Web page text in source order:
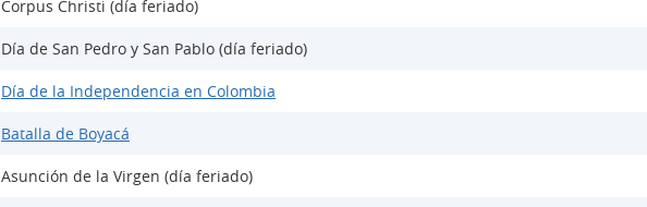
Corpus Christi (día feriado)
Día de San Pedro y San Pablo (día feriado)
Día de la Independencia en Colombia
Batalla de Boyacá
Asunción de la Virgen (día feriado)